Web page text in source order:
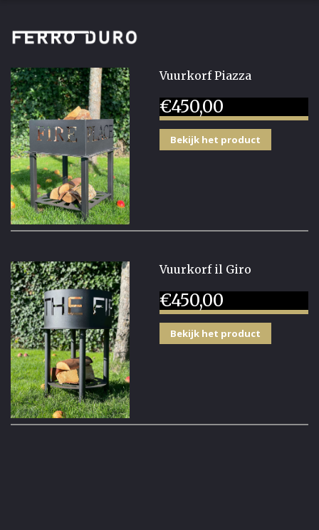
Vuurkorf Piazza
€450,00
Bekijk het product
Vuurkorf il Giro
€450,00
Bekijk het product